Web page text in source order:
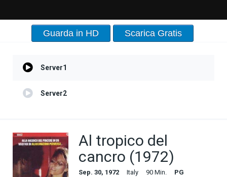
Guarda in HD Scarica Gratis
Server1
Server2
Al tropico del
cancro (1972)
Sep. 30, 1972 Italy 90 Min.
PG